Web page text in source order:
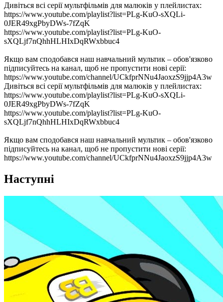
Дивіться всі серії мультфільмів для малюків у плейлистax:
https://www.youtube.com/playlist?list=PLg-KuO-sXQLi-
0JER49xgPbyDWs-7fZqK
https://www.youtube.com/playlist?list=PLg-KuO-
sXQLjf7nQhhHLHIxDqRWxbbuc4
Якщо вам сподобався наш навчальний мультик – обов'язково
підписуйтесь на канал, щоб не пропустити нові серії:
https://www.youtube.com/channel/UCkfprNNu4JaoxzS9jjp4A3w
Дивіться всі серії мультфільмів для малюків у плейлистax:
https://www.youtube.com/playlist?list=PLg-KuO-sXQLi-
0JER49xgPbyDWs-7fZqK
https://www.youtube.com/playlist?list=PLg-KuO-
sXQLjf7nQhhHLHIxDqRWxbbuc4
Якщо вам сподобався наш навчальний мультик – обов'язково
підписуйтесь на канал, щоб не пропустити нові серії:
https://www.youtube.com/channel/UCkfprNNu4JaoxzS9jjp4A3w
Наступні